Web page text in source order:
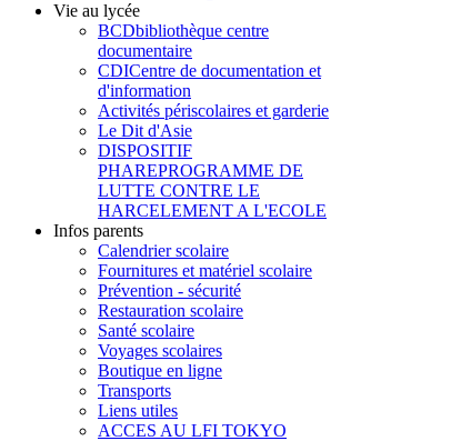
Vie au lycée
BCDbibliothèque centre
documentaire
CDICentre de documentation et
d'information
Activités périscolaires et garderie
Le Dit d'Asie
DISPOSITIF
PHAREPROGRAMME DE
LUTTE CONTRE LE
HARCELEMENT A L'ECOLE
Infos parents
Calendrier scolaire
Fournitures et matériel scolaire
Prévention - sécurité
Restauration scolaire
Santé scolaire
Voyages scolaires
Boutique en ligne
Transports
Liens utiles
ACCES AU LFI TOKYO